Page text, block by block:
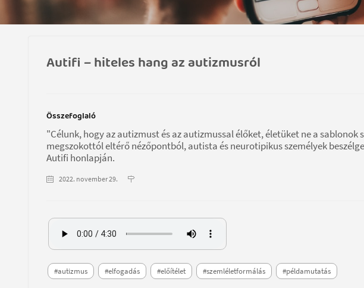
Autifi – hiteles hang az autizmusról
Összefoglaló
"Célunk, hogy az autizmust és az autizmussal élőket, életüket ne a
megszokottól eltérő nézőpontból, autista és neurotipikus személyek
Autifi honlapján.
2022. november 29.
#autizmus #elfogadás #előítélet #szemléletformálás #példamutatás